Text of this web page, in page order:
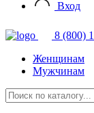
Вход
8 (800)
Женщинам
Мужчинам